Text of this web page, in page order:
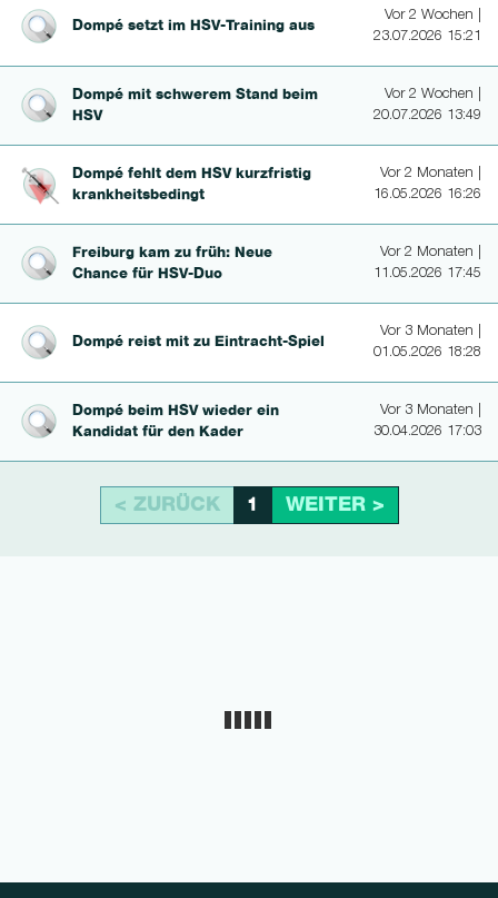
Dompé setzt im HSV-Training aus
Vor 2 Wochen |
23.07.2026 15:21
Dompé mit schwerem Stand beim
HSV
Vor 2 Wochen |
20.07.2026 13:49
Dompé fehlt dem HSV kurzfristig
krankheits­be­dingt
Vor 2 Monaten |
16.05.2026 16:26
Freiburg kam zu früh: Neue
Chance für HSV-Duo
Vor 2 Monaten |
11.05.2026 17:45
Dompé reist mit zu Eintracht-Spiel
Vor 3 Monaten |
01.05.2026 18:28
Dompé beim HSV wieder ein
Kandidat für den Kader
Vor 3 Monaten |
30.04.2026 17:03
< ZURÜCK 1 WEITER >